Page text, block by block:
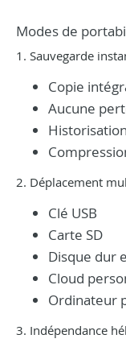
Modes de
1. Sauvegarde
Copie
Aucune
2. Déplacement
Clé USB
Carte SD
Disque dur
Cloud
Ordinateur
3. Indépendance